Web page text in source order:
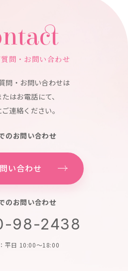
問・お問い合わせ
問・お問い合わせは
はお電話にて、
連絡ください。
のお問い合わせ
い合わせ
のお問い合わせ
98-2438
平日 10:00～18:00